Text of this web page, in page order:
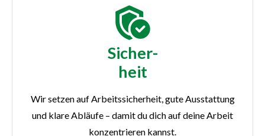
Sicher-
heit
Wir setzen auf Arbeitssicherheit, gute Ausstattung
und klare Abläufe – damit du dich auf deine Arbeit
konzentrieren kannst.